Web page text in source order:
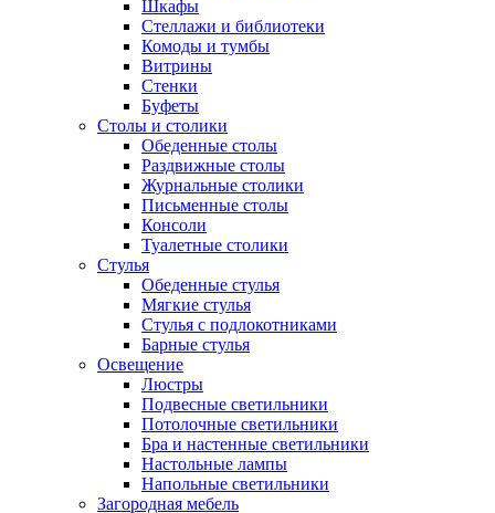
Шкафы
Стеллажи и библиотеки
Комоды и тумбы
Витрины
Стенки
Буфеты
Столы и столики
Обеденные столы
Раздвижные столы
Журнальные столики
Письменные столы
Консоли
Туалетные столики
Стулья
Обеденные стулья
Мягкие стулья
Стулья с подлокотниками
Барные стулья
Освещение
Люстры
Подвесные светильники
Потолочные светильники
Бра и настенные светильники
Настольные лампы
Напольные светильники
Загородная мебель